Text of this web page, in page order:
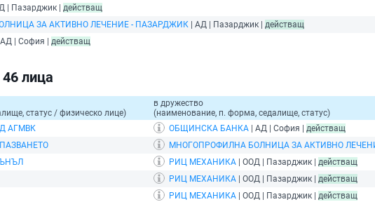
| Пазарджик | действащ
ЗА АКТИВНО ЛЕЧЕНИЕ - ПАЗАРДЖИК | АД | Пазарджик | действащ
АД | София | действащ
лица
статус / физическо лице)
в дружество
(наименование, п. форма, седалище, статус)
АГМВК ОБЩИНСКА БАНКА | АД | София | действащ
МНОГОПРОФИЛНА БОЛНИЦА ЗА АКТИВНО
РИЦ МЕХАНИКА | ООД | Пазарджик | действащ
РИЦ МЕХАНИКА | ООД | Пазарджик | действащ
РИЦ МЕХАНИКА | ООД | Пазарджик | действащ